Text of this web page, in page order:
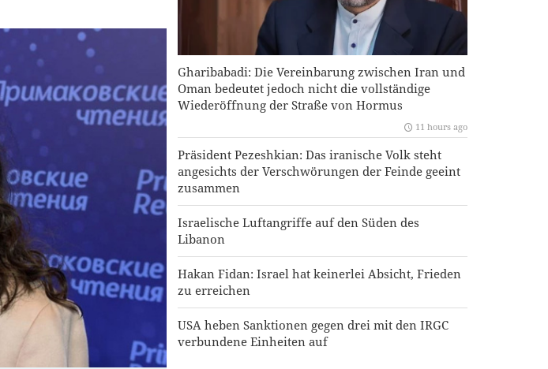
Gharibabadi: Die Vereinbarung zwischen Iran und
Oman bedeutet jedoch nicht die vollständige
Wiederöffnung der Straße von Hormus
11 hours ago
Präsident Pezeshkian: Das iranische Volk steht
angesichts der Verschwörungen der Feinde geeint
zusammen
Israelische Luftangriffe auf den Süden des
Libanon
Hakan Fidan: Israel hat keinerlei Absicht, Frieden
zu erreichen
USA heben Sanktionen gegen drei mit den IRGC
verbundene Einheiten auf